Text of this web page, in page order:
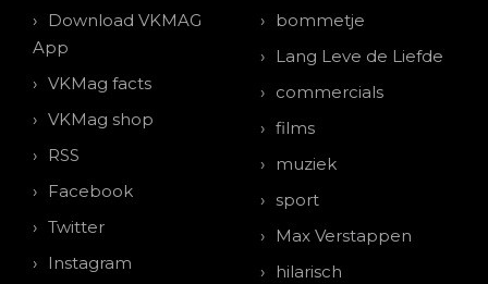
Download VKMAG
App
VKMag facts
VKMag shop
RSS
Facebook
Twitter
Instagram
bommetje
Lang Leve de Liefde
commercials
films
muziek
sport
Max Verstappen
hilarisch